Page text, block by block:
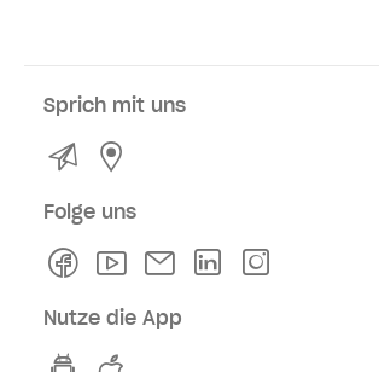
Sprich mit uns
Kontakt
Folge uns
FacebookYoutubeNewsletterLinkedln
Nutze die App